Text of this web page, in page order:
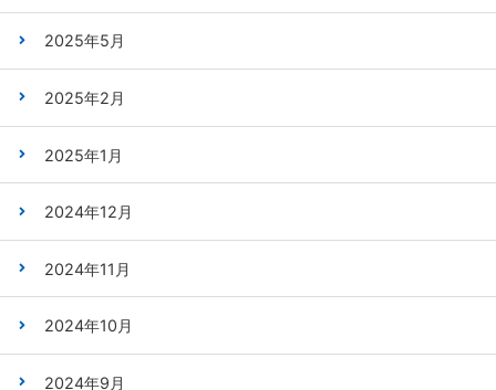
2025年5月
2025年2月
2025年1月
2024年12月
2024年11月
2024年10月
2024年9月